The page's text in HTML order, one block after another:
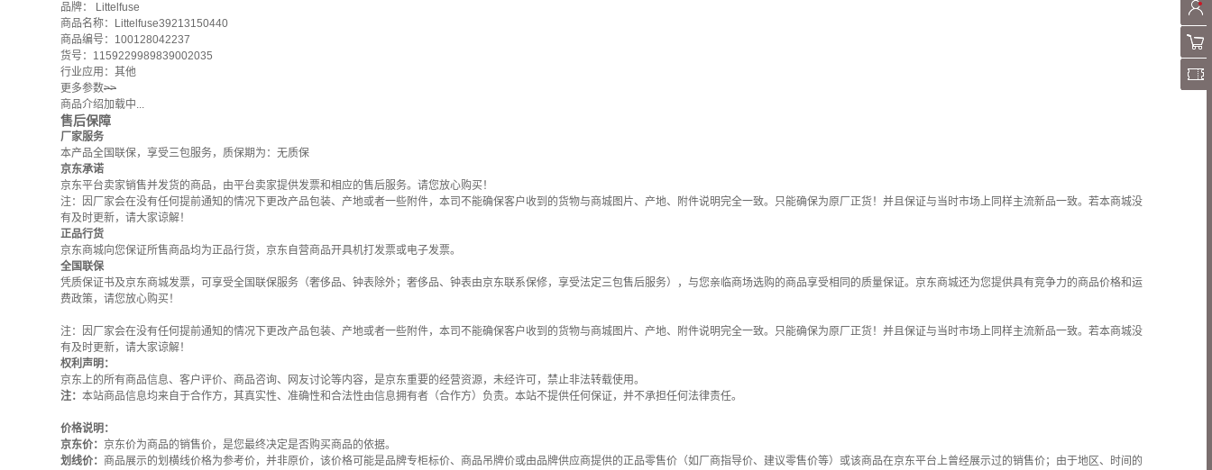
品牌：
Littelfuse
商品名称：Littelfuse39213150440
商品编号：100128042237
货号：1159229989839002035
行业应用：其他
更多参数>>
商品介绍加载中...
售后保障
厂家服务
本产品全国联保，享受三包服务，质保期为：无质保
京东承诺
京东平台卖家销售并发货的商品，由平台卖家提供发票和相应的售后服务。请您放心购买！
注：因厂家会在没有任何提前通知的情况下更改产品包装、产地或者一些附件，本司不能确保客户收到的货物与商城图片、产地、附件说明完全一致。只能确保为原厂正货！并且保证与当时市场上同样主流新品一致。若本商城没
有及时更新，请大家谅解！
正品行货
京东商城向您保证所售商品均为正品行货，京东自营商品开具机打发票或电子发票。
全国联保
凭质保证书及京东商城发票，可享受全国联保服务（奢侈品、钟表除外；奢侈品、钟表由京东联系保修，享受法定三包售后服务），与您亲临商场选购的商品享受相同的质量保证。京东商城还为您提供具有竞争力的商品价格和运
费政策，请您放心购买！
注：因厂家会在没有任何提前通知的情况下更改产品包装、产地或者一些附件，本司不能确保客户收到的货物与商城图片、产地、附件说明完全一致。只能确保为原厂正货！并且保证与当时市场上同样主流新品一致。若本商城没
有及时更新，请大家谅解！
权利声明：
京东上的所有商品信息、客户评价、商品咨询、网友讨论等内容，是京东重要的经营资源，未经许可，禁止非法转载使用。
注： 本站商品信息均来自于合作方，其真实性、准确性和合法性由信息拥有者（合作方）负责。本站不提供任何保证，并不承担任何法律责任。
价格说明：
京东价： 京东价为商品的销售价，是您最终决定是否购买商品的依据。
划线价： 商品展示的划横线价格为参考价，并非原价，该价格可能是品牌专柜标价、商品吊牌价或由品牌供应商提供的正品零售价（如厂商指导价、建议零售价等）或该商品在京东平台上曾经展示过的销售价；由于地区、时间的